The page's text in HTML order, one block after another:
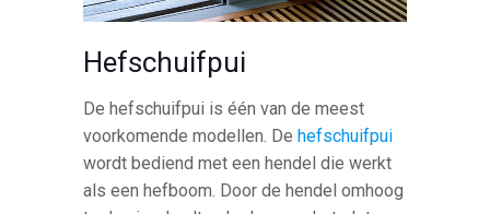
Hefschuifpui
De hefschuifpui is één van de meest
voorkomende modellen. De hefschuifpui
wordt bediend met een hendel die werkt
als een hefboom. Door de hendel omhoog